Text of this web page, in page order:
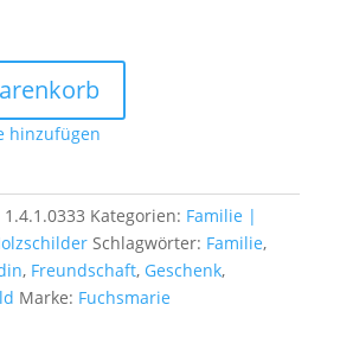
hinzufügen
1.4.1.0333 Kategorien: Familie |
Schlagwörter: Familie,
, Freundschaft, Geschenk,
Marke: Fuchsmarie